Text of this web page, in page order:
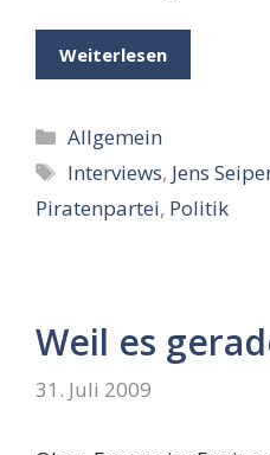
Weiterlesen
Kategorien
Allgemein
Schlagwörter
Interviews, Jens
Piratenpartei, Politik
Weil es
31. Juli 2009